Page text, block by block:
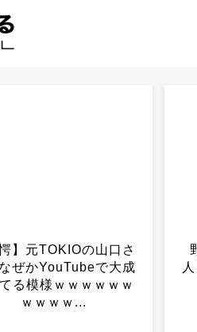
人口160万人→78万
がまさかの決断へ
ｗｗｗｗｗｗｗ...